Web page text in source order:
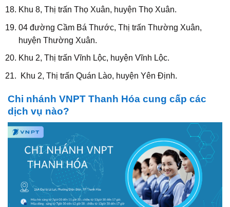
Khu 8, Thị trấn Thọ Xuân, huyện Thọ Xuân.
04 đường Cầm Bá Thước, Thị trấn Thường Xuân,
huyện Thường Xuân.
Khu 2, Thị trấn Vĩnh Lộc, huyện Vĩnh Lộc.
Khu 2, Thị trấn Quán Lào, huyện Yên Định.
Chi nhánh VNPT Thanh Hóa cung cấp các
dịch vụ nào?